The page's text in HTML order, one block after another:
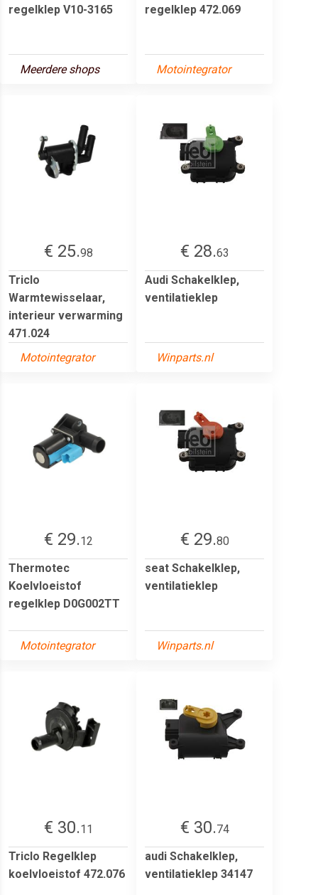
regelklep V10-3165
Meerdere shops
regelklep 472.069
Motointegrator
€ 25.98
Triclo
Warmtewisselaar,
interieur verwarming
471.024
Motointegrator
€ 28.63
Audi Schakelklep,
ventilatieklep
Winparts.nl
€ 29.12
Thermotec
Koelvloeistof
regelklep D0G002TT
Motointegrator
€ 29.80
seat Schakelklep,
ventilatieklep
Winparts.nl
€ 30.11
Triclo Regelklep
koelvloeistof 472.076
€ 30.74
audi Schakelklep,
ventilatieklep 34147